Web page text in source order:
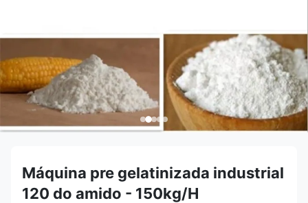
Máquina pre gelatinizada industrial
120 do amido - 150kg/H